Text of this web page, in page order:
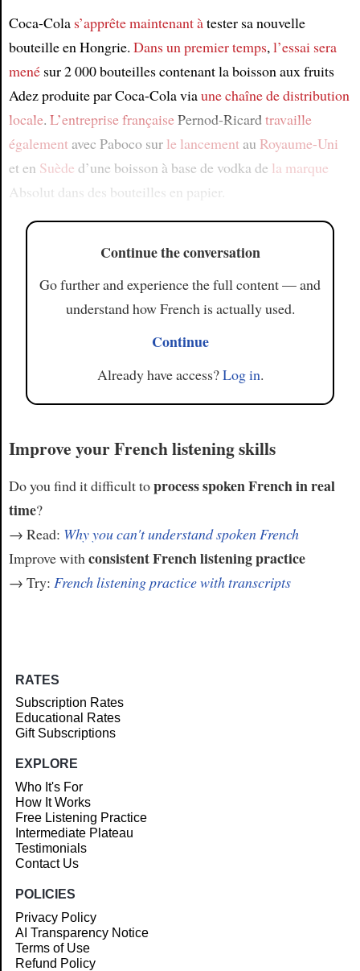
Coca-Cola s’apprête maintenant àtester sa nouvelle
bouteille en Hongrie. Dans un premier temps, l’essai sera
menésur 2 000 bouteilles contenant la boisson aux fruits
Adez produite par Coca-Cola viaune chaîne de distribution
locale. L’entreprise françaisePernod-Ricardtravaille
égalementavec Paboco sur le lancementau Royaume-Uni
et en Suède d’une boisson à base de vodka de la marque
Absolut dans des bouteilles en papier.
Continue the conversation
Go further and experience the full content — and
understand how French is actually used.
Continue
Already have access?Log in.
Improve your French listening skills
Do you find it difficult toprocess spoken French in real
time?
→ Read: Why you can't understand spoken French
Improve withconsistent French listening practice
→ Try: French listening practice with transcripts
RATES
Subscription Rates
Educational Rates
Gift Subscriptions
EXPLORE
Who It's For
How It Works
Free Listening Practice
Intermediate Plateau
Testimonials
Contact Us
POLICIES
Privacy Policy
AI Transparency Notice
Terms of Use
Refund Policy